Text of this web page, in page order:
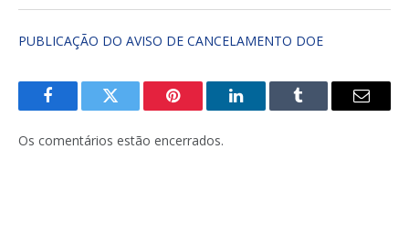
PUBLICAÇÃO DO AVISO DE CANCELAMENTO DOE
FacebookTwitter Pinterest LinkedInTumblr
E-
Os comentários estão encerrados.